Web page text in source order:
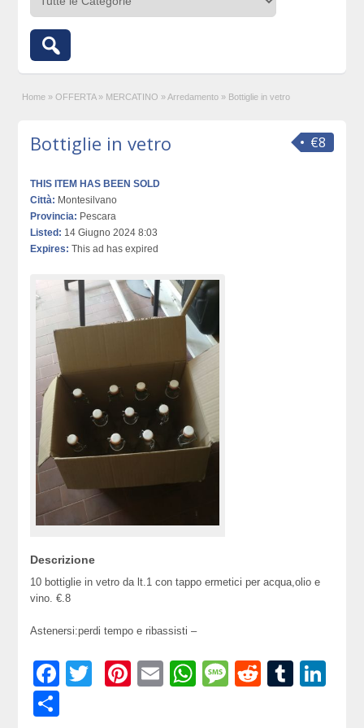
Home » OFFERTA » MERCATINO » Arredamento » Bottiglie in vetro
€8
Bottiglie in vetro
THIS ITEM HAS BEEN SOLD
Città: Montesilvano
Provincia: Pescara
Listed: 14 Giugno 2024 8:03
Expires: This ad has expired
Descrizione
10 bottiglie in vetro da lt.1 con tappo ermetici per acqua,olio e
vino. €.8
Astenersi:perdi tempo e ribassisti –
Facebook
TwitterPinterest
EmailWhatsApp
Message
Reddit